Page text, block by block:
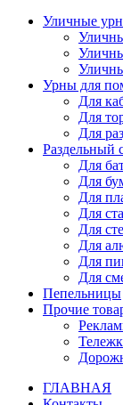
Уличные
Урны для
Для
Для
Для
Раздельный
Для
Для
Для
Для
Для
Для
Для
Для
Пепельницы
Прочие
ГЛАВНАЯ